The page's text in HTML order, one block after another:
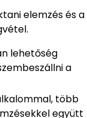
elemzés és a
lehetőség
a
több
együtt